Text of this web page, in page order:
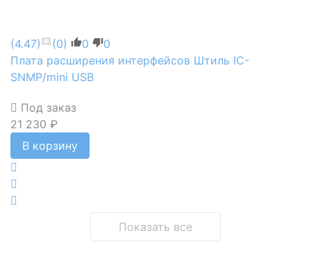
(4.47) (0) 0
0
Плата расширения интерфейсов Штиль IC-
SNMP/mini USB
Под заказ
21 230 ₽
В корзину
Показать все